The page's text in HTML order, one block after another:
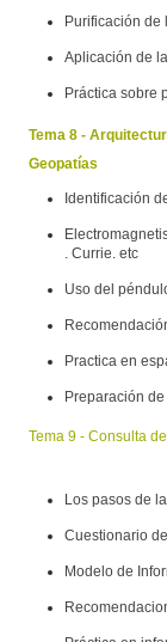
Purificación de
Aplicación de
Práctica sobre
Tema 8 -
Geopatías
Identificación
. Currie. etc
Uso del
Practica en
Preparación
Tema 9 - Consulta
Los pasos de
Cuestionario
Modelo de